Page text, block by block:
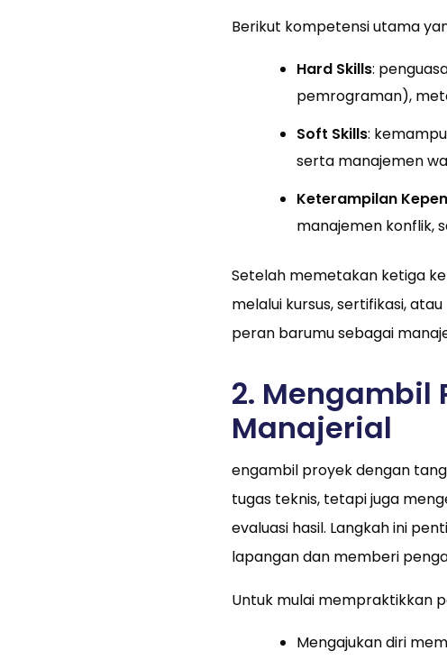
Berikut kompetensi utama
Hard Skills:
pemrograman),
Soft Skills:
serta manajemen
Keterampilan
manajemen konflik,
Setelah memetakan ketiga
melalui kursus, sertifikasi,
peran barumu sebagai
2. Mengambil
Manajerial
engambil proyek dengan
tugas teknis, tetapi juga
evaluasi hasil. Langkah ini
lapangan dan memberi
Untuk mulai mempraktikkan
Mengajukan diri